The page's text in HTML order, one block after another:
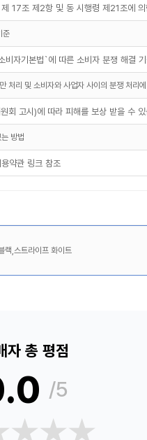
17조 제2항 및 동 시행령 제21조에
준
자기본법`에 따른 소비자 분쟁 해결
처리 및 소비자와 사업자 사이의 분쟁 처리
회 고시)에 따라 피해를 보상 받을 수
방법
약관 링크 참조
랙,스트라이프 화이트
자 총 평점
/5